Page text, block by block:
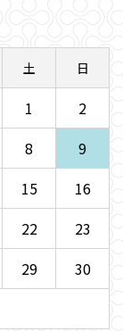
土 日
1
2
8
9
15
16
22
23
29
30